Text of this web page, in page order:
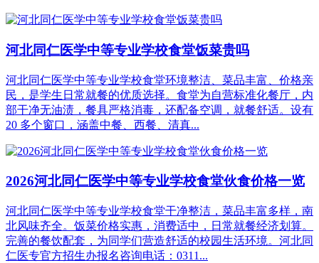
河北同仁医学中等专业学校食堂饭菜贵吗
河北同仁医学中等专业学校食堂环境整洁、菜品丰富、价格亲
民，是学生日常就餐的优质选择。食堂为自营标准化餐厅，内
部干净无油渍，餐具严格消毒，还配备空调，就餐舒适。设有
20 多个窗口，涵盖中餐、西餐、清真...
2026河北同仁医学中等专业学校食堂伙食价格一览
河北同仁医学中等专业学校食堂干净整洁，菜品丰富多样，南
北风味齐全。饭菜价格实惠，消费适中，日常就餐经济划算。
完善的餐饮配套，为同学们营造舒适的校园生活环境。河北同
仁医专官方招生办报名咨询电话：0311...